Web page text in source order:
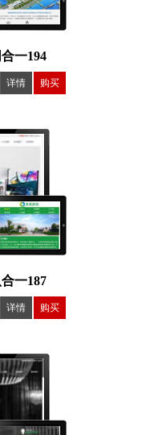
一194
详情 购买
一187
详情 购买